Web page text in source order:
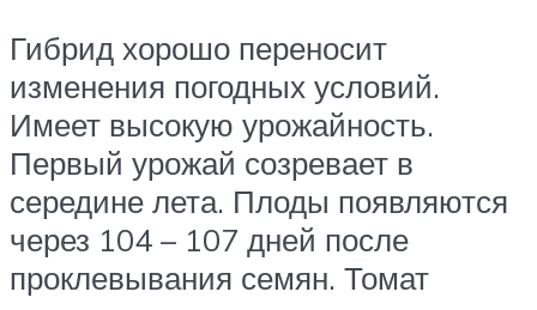
Гибрид хорошо переносит
изменения погодных условий.
Имеет высокую урожайность.
Первый урожай созревает в
середине лета. Плоды появляются
через 104 – 107 дней после
проклевывания семян. Томат